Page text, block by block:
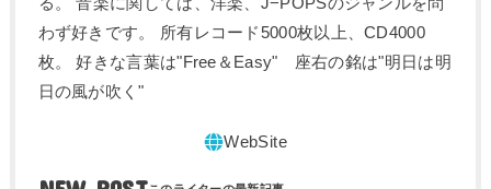
わず好きです。 所有レコード5000枚以上、CD4000
枚。 好きな言葉は"Free＆Easy" 座右の銘は"明日は明
日の風が吹く"